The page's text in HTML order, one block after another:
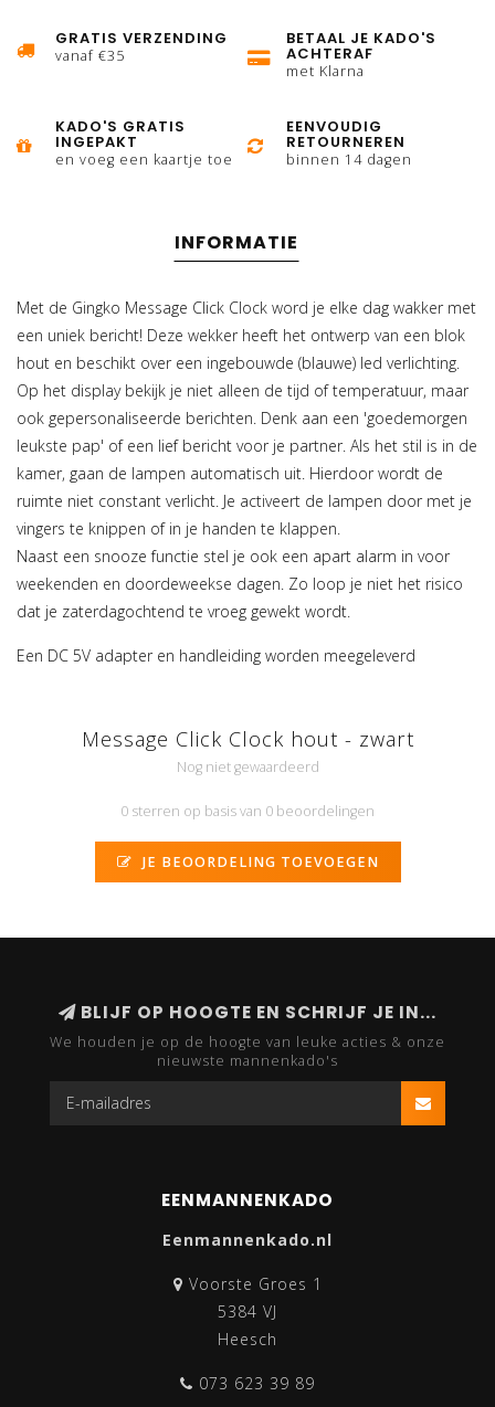
GRATIS VERZENDING
vanaf €35
BETAAL JE KADO'S
ACHTERAF
met Klarna
KADO'S GRATIS
INGEPAKT
en voeg een kaartje toe
EENVOUDIG
RETOURNEREN
binnen 14 dagen
INFORMATIE
Met de Gingko Message Click Clock word je elke dag wakker met
een uniek bericht! Deze wekker heeft het ontwerp van een blok
hout en beschikt over een ingebouwde (blauwe) led verlichting.
Op het display bekijk je niet alleen de tijd of temperatuur, maar
ook gepersonaliseerde berichten. Denk aan een 'goedemorgen
leukste pap' of een lief bericht voor je partner. Als het stil is in de
kamer, gaan de lampen automatisch uit. Hierdoor wordt de
ruimte niet constant verlicht. Je activeert de lampen door met je
vingers te knippen of in je handen te klappen.
Naast een snooze functie stel je ook een apart alarm in voor
weekenden en doordeweekse dagen. Zo loop je niet het risico
dat je zaterdagochtend te vroeg gewekt wordt.
Een DC 5V adapter en handleiding worden meegeleverd
Message Click Clock hout - zwart
Nog niet gewaardeerd
0 sterren op basis van 0 beoordelingen
JE BEOORDELING TOEVOEGEN
BLIJF OP HOOGTE EN SCHRIJF JE IN...
We houden je op de hoogte van leuke acties & onze
nieuwste mannenkado's
EENMANNENKADO
Eenmannenkado.nl
Voorste Groes 1
5384 VJ
Heesch
073 623 39 89